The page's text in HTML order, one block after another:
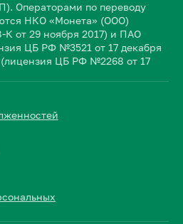
Операторами по переводу
НКО «Монета» (ООО)
от 29 ноября 2017) и ПАО
ЦБ РФ №3521 от 17 декабря
ЦБ РФ №2268 от 17